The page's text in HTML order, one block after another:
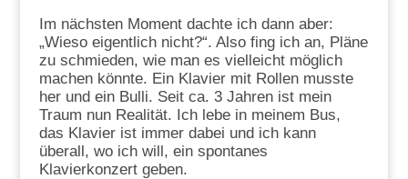
Im nächsten Moment dachte ich dann aber:
„Wieso eigentlich nicht?“. Also fing ich an, Pläne
zu schmieden, wie man es vielleicht möglich
machen könnte. Ein Klavier mit Rollen musste
her und ein Bulli. Seit ca. 3 Jahren ist mein
Traum nun Realität. Ich lebe in meinem Bus,
das Klavier ist immer dabei und ich kann
überall, wo ich will, ein spontanes
Klavierkonzert geben.